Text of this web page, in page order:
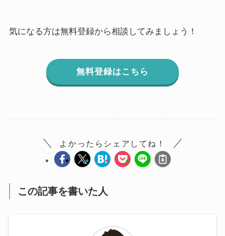
気になる方は無料登録から相談してみましょう！
無料登録はこちら
よかったらシェアしてね！
この記事を書いた人